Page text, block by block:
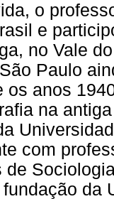
o
e
no Vale
Paulo
os anos
na
com
de
da